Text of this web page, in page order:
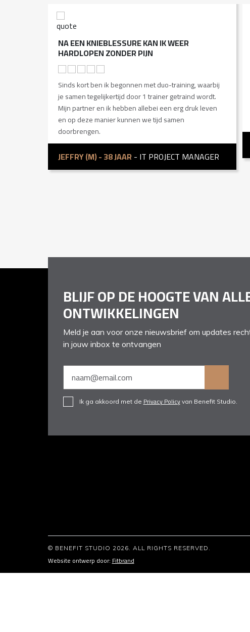
NA EEN KNIEBLESSURE KAN IK WEER
HARDLOPEN ZONDER PIJN
Sinds kort ben ik begonnen met duo-training, waarbij
je samen tegelijkertijd door 1 trainer getraind wordt.
Mijn partner en ik hebben allebei een erg druk leven
en op deze manier kunnen we tijd samen
doorbrengen.
JEFFRY (M) - 38 JAAR - IT PROJECT MANAGER
BLIJF OP DE HOOGTE VAN
ONTWIKKELINGEN
Meld je aan voor onze nieuwsbrief om updates
in jouw inbox te ontvangen
Ik ga akkoord met de Privacy Policyvan Benefit Studio.
© BENEFIT STUDIO 2026. ALL RIGHTS RESERVED.
Website ontwerp door:Fitbrand